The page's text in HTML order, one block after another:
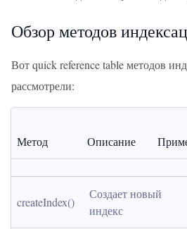
Обзор методов
Вот quick reference table методов
рассмотрели:
Метод Описание
createIndex()
Создает новый
индекс